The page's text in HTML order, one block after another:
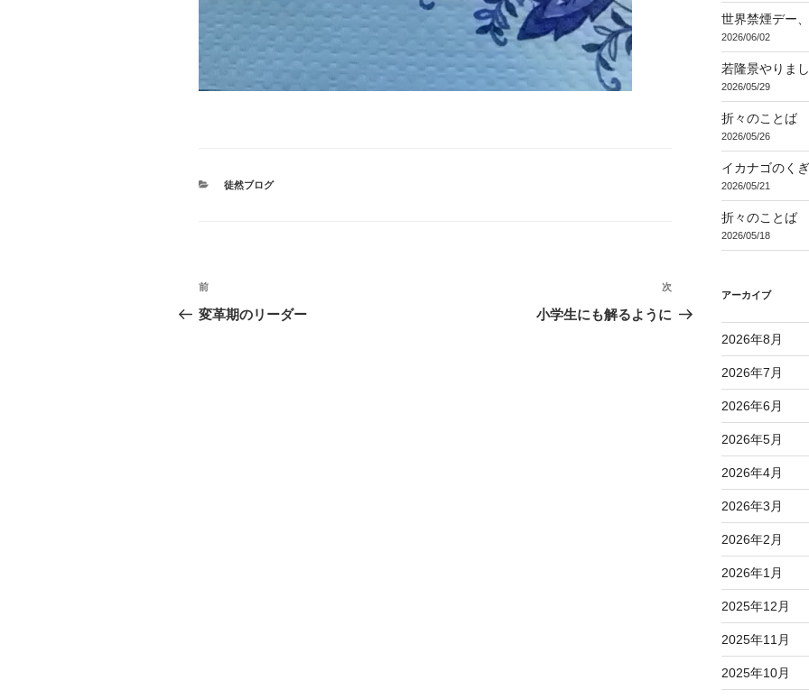
カ
徒然ブログ
投
稿
前
の
前
変革期のリーダー
次
の
次
小学生にも解るように
世界禁煙デー
2026/06/02
若隆景やりまし
2026/05/29
折々のことば
2026/05/26
イカナゴのく
2026/05/21
折々のことば
2026/05/18
アーカイブ
2026年8月
2026年7月
2026年6月
2026年5月
2026年4月
2026年3月
2026年2月
2026年1月
2025年12月
2025年11月
2025年10月